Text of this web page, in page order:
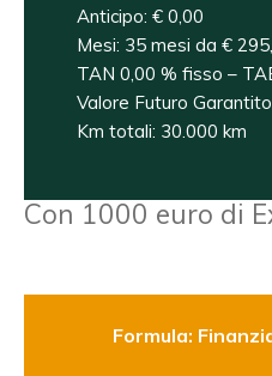
Anticipo: € 0,00
Mesi: 35 mesi da €
TAN 0,00 % fisso –
Valore Futuro
Km totali: 30.000 km
Con 1000 euro di
Formula: